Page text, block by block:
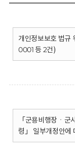
개인정보보호 법규
0001 등 2건)
「군용비행장ㆍ군
령」 일부개정안에